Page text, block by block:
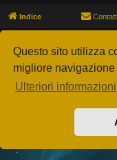
Questo sito utilizza
migliore
Ulteriori informazioni
Indice